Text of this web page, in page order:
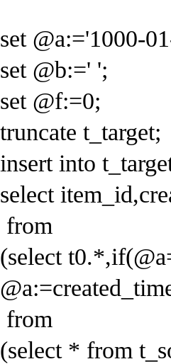
set @a:='1000-
set @b:=' ';
set @f:=0;
truncate t_target;
insert into
select
from
(select
from
(select * from